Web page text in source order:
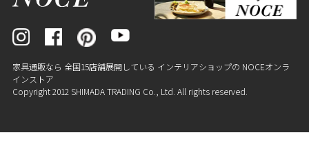
家具通販なら 全国15店舗展開している インテリアショップの NOCEオンラ
インストア
Copyright 2012 SHIMADA TRADING Co., Ltd. All rights reserved.